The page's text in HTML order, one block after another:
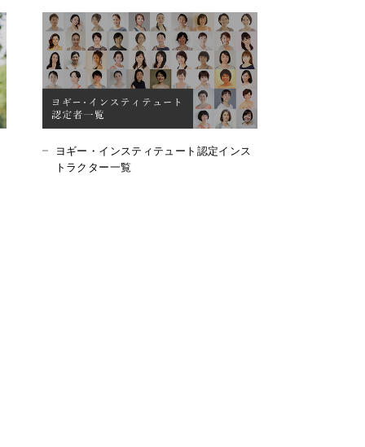
ヨギー・インスティテュート認定インス
トラクター一覧